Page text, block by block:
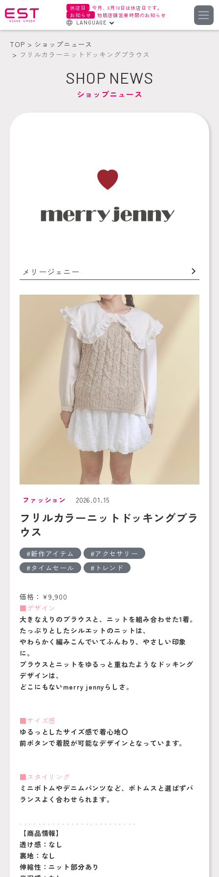
休店日
今月、8月18日は休店日です。
お知らせ
物販店舗営業時間のお知らせ
LANGUAGE
한국어
TOP
ショップニュース
フリルカラーニットドッキングブラウス
SHOP NEWS
ショップニュース
メリージェニー
ファッション 2026.01.15
フリルカラーニットドッキングブラ
ウス
新作アイテム
アクセサリー
タイムセール
トレンド
価格：￥9,900
■デザイン
大きなえりのブラウスと、ニットを組み合わせた1着。
たっぷりとしたシルエットのニットは、
やわらかく編みこんでいてふんわり、やさしい印象
に。
ブラウスとニットをゆるっと重ねたようなドッキング
デザインは、
どこにもないmerry jennyらしさ。
■サイズ感
ゆるっとしたサイズ感で着心地〇
前ボタンで着脱が可能なデザインとなっています。
■スタイリング
ミニボトムやデニムパンツなど、ボトムスと選ばずバ
ランスよく合わせられます。
. . . . . . . . . . . . . . . . . . . . . . . . .
【商品情報】
透け感：なし
裏地：なし
伸縮性：ニット部分あり